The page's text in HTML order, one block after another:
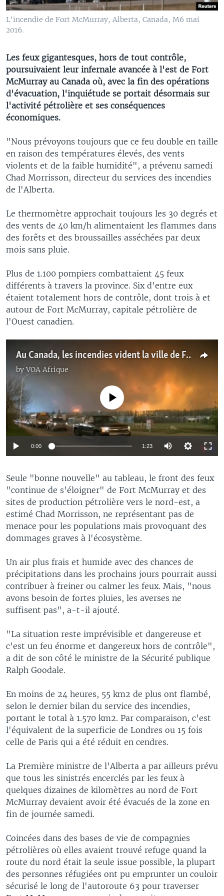
L'incendie de Fort McMurray, Alberta, Canada, M6 mai
2016.
Les feux gigantesques, hors de tout contrôle,
poursuivaient leur infernale avancée à l'est de Fort
McMurray au Canada où, avec la fin des opérations
d'évacuation, l'inquiétude se portait désormais sur
l'activité pétrolière et ses conséquences
économiques.
"Nous prévoyons toujours que ce feu double en taille
en raison des températures élevés, des vents
violents et de la faible humidité", a prévenu samedi
Chad Morrisson, directeur du services des incendies
de l'Alberta.
Le thermomètre approchait toujours les 30 degrés et
des vents de 40 km/h alimentaient les flammes dans
des forêts et des broussailles asséchées par deux
mois sans pluie.
Plus de 1.100 pompiers combattaient 45 feux
différents à travers la province. Six d'entre eux
étaient totalement hors de contrôle, dont trois à et
autour de Fort McMurray, capitale pétrolière de
l'Ouest canadien.
Au Canada, les incendies vident la ville de Fort McMurray de ses habitants
byVOA Afrique
No media source currently available
0:00 1:23
Seule "bonne nouvelle" au tableau, le front des feux
"continue de s'éloigner" de Fort McMurray et des
sites de production pétrolière vers le nord-est, a
estimé Chad Morrisson, ne représentant pas de
menace pour les populations mais provoquant des
dommages graves à l'écosystème.
Un air plus frais et humide avec des chances de
précipitations dans les prochains jours pourrait aussi
contribuer à freiner ou calmer les feux. Mais, "nous
avons besoin de fortes pluies, les averses ne
suffisent pas", a-t-il ajouté.
"La situation reste imprévisible et dangereuse et
c'est un feu énorme et dangereux hors de contrôle",
a dit de son côté le ministre de la Sécurité publique
Ralph Goodale.
En moins de 24 heures, 55 km2 de plus ont flambé,
selon le dernier bilan du service des incendies,
portant le total à 1.570 km2. Par comparaison, c'est
l'équivalent de la superficie de Londres ou 15 fois
celle de Paris qui a été réduit en cendres.
La Première ministre de l'Alberta a par ailleurs prévu
que tous les sinistrés encerclés par les feux à
quelques dizaines de kilomètres au nord de Fort
McMurray devaient avoir été évacués de la zone en
fin de journée samedi.
Coincées dans des bases de vie de compagnies
pétrolières où elles avaient trouvé refuge quand la
route du nord était la seule issue possible, la plupart
des personnes réfugiées ont pu emprunter un couloir
sécurisé le long de l'autoroute 63 pour traverser